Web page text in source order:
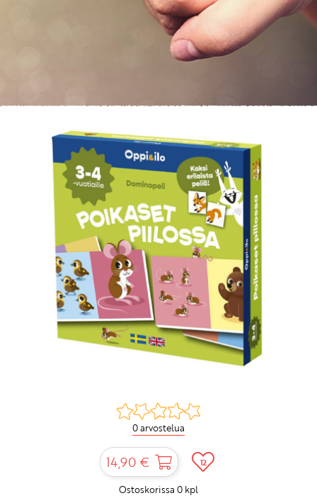
0 arvostelua
14,90 € 12
Ostoskorissa 0 kpl